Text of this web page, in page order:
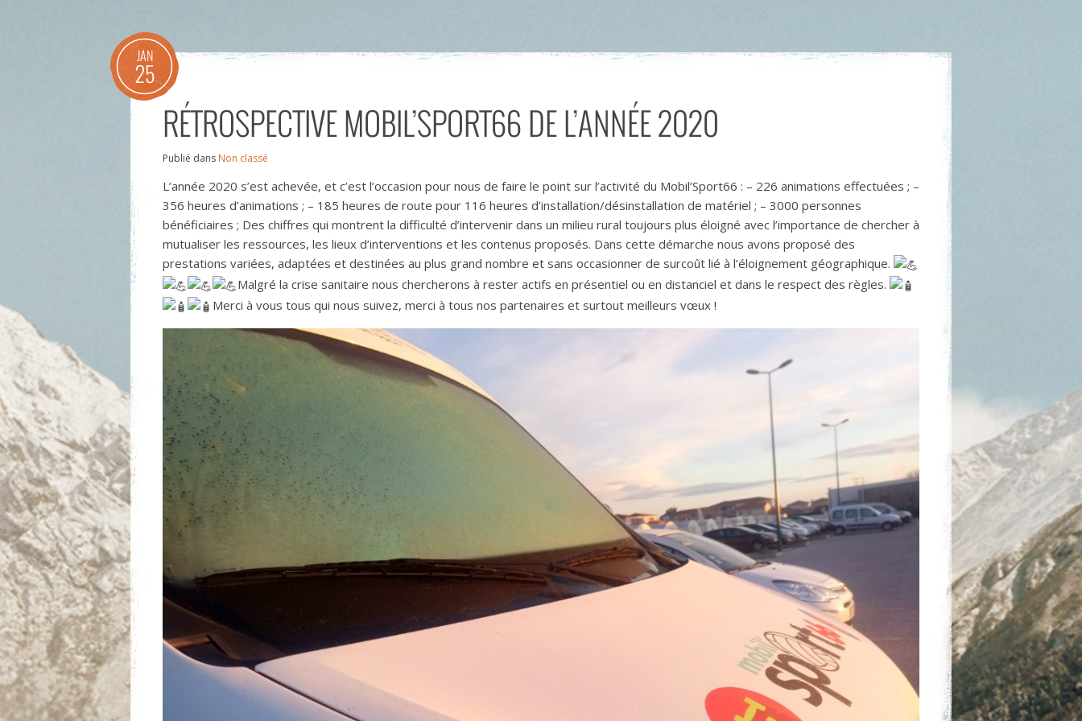
JAN
25
RÉTROSPECTIVE MOBIL’SPORT66 DE L’ANNÉE 2020
Publié dans Non classé
L’année 2020 s’est achevée, et c’est l’occasion pour nous de faire le point sur l’activité du Mobil’Sport66 : – 226 animations effectuées ; –
356 heures d’animations ; – 185 heures de route pour 116 heures d’installation/désinstallation de matériel ; – 3000 personnes
bénéficiaires ; Des chiffres qui montrent la difficulté d’intervenir dans un milieu rural toujours plus éloigné avec l’importance de chercher à
mutualiser les ressources, les lieux d’interventions et les contenus proposés. Dans cette démarche nous avons proposé des
prestations variées, adaptées et destinées au plus grand nombre et sans occasionner de surcoût lié à l’éloignement géographique.
Malgré la crise sanitaire nous chercherons à rester actifs en présentiel ou en distanciel et dans le respect des règles.
Merci à vous tous qui nous suivez, merci à tous nos partenaires et surtout meilleurs vœux !